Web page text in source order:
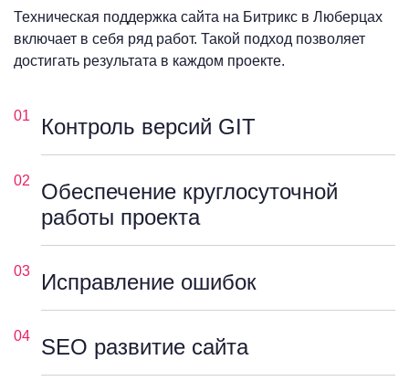
Техническая поддержка сайта на Битрикс в Люберцах
включает в себя ряд работ. Такой подход позволяет
достигать результата в каждом проекте.
01 Контроль версий GIT
02
Обеспечение круглосуточной
работы проекта
03 Исправление ошибок
04 SEO развитие сайта